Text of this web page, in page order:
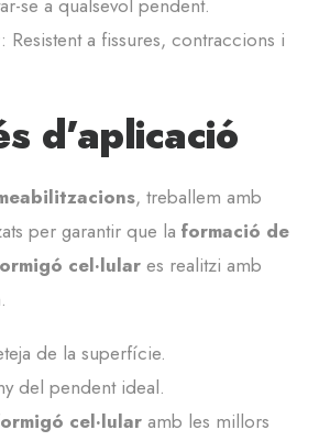
se a qualsevol pendent.
: Resistent a fissures, contraccions i
d’aplicació
, treballem amb
per garantir que la formació de
cel·lular es realitzi amb
de la superfície.
del pendent ideal.
cel·lular amb les millors